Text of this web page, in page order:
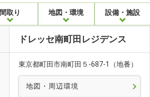
間取り 地図・環境 設備・施設
ドレッセ南町田レジデンス
東京都町田市南町田５-687-1（地番）
地図・周辺環境